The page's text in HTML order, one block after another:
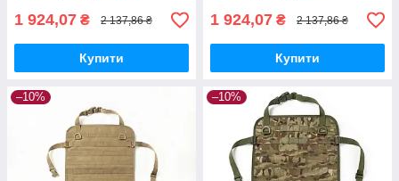
1 924,07 ₴ 2 137,86 ₴
Купити
1 924,07 ₴ 2 137,86 ₴
Купити
–10% –10%